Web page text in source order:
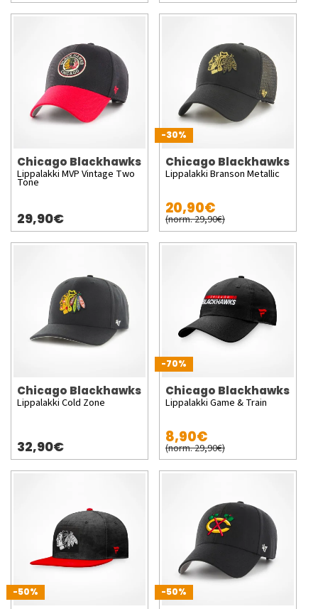
Chicago Blackhawks
Lippalakki MVP Vintage Two
Tone
29,90€
-30%
Chicago Blackhawks
Lippalakki Branson Metallic
20,90€
(norm. 29,90€)
Chicago Blackhawks
Lippalakki Cold Zone
32,90€
-70%
Chicago Blackhawks
Lippalakki Game & Train
8,90€
(norm. 29,90€)
-50% -50%